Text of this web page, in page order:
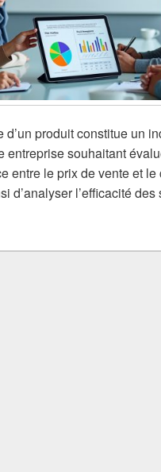
d’un produit constitue un
entreprise souhaitant
entre le prix de vente et le
d’analyser l’efficacité